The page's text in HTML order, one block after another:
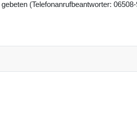
gebeten (Telefonanrufbeantworter: